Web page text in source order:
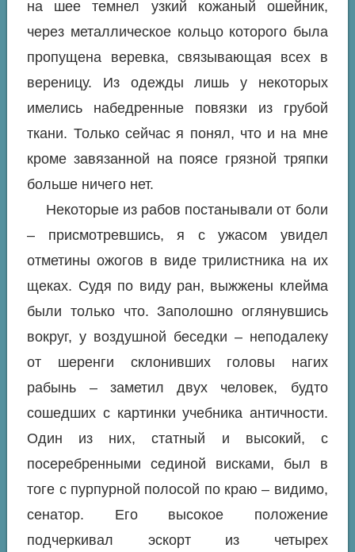
на шее темнел узкий кожаный ошейник,
через металлическое кольцо которого была
пропущена веревка, связывающая всех в
вереницу. Из одежды лишь у некоторых
имелись набедренные повязки из грубой
ткани. Только сейчас я понял, что и на мне
кроме завязанной на поясе грязной тряпки
больше ничего нет.
Некоторые из рабов постанывали от боли
– присмотревшись, я с ужасом увидел
отметины ожогов в виде трилистника на их
щеках. Судя по виду ран, выжжены клейма
были только что. Заполошно оглянувшись
вокруг, у воздушной беседки – неподалеку
от шеренги склонивших головы нагих
рабынь – заметил двух человек, будто
сошедших с картинки учебника античности.
Один из них, статный и высокий, с
посеребренными сединой висками, был в
тоге с пурпурной полосой по краю – видимо,
сенатор. Его высокое положение
подчеркивал эскорт из четырех